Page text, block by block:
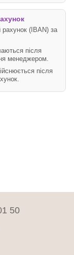
(IBAN) за
після
менеджером.
після
50